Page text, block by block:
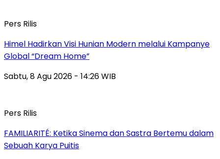
Pers Rilis
Himel Hadirkan Visi Hunian Modern melalui Kampanye
Global “Dream Home”
Sabtu, 8 Agu 2026 - 14:26 WIB
Pers Rilis
FAMILIARITÉ: Ketika Sinema dan Sastra Bertemu dalam
Sebuah Karya Puitis